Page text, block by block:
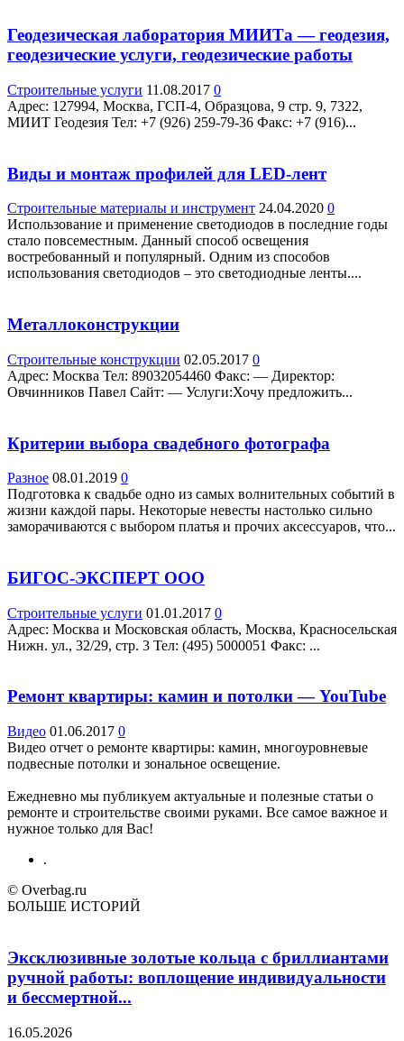
Геодезическая лаборатория МИИТа — геодезия,
геодезические услуги, геодезические работы
Строительные услуги 11.08.2017 0
Адрес: 127994, Москва, ГСП-4, Образцова, 9 стр. 9, 7322,
МИИТ Геодезия Teл: +7 (926) 259-79-36 Факс: +7 (916)...
Виды и монтаж профилей для LED-лент
Строительные материалы и инструмент 24.04.2020 0
Использование и применение светодиодов в последние годы
стало повсеместным. Данный способ освещения
востребованный и популярный. Одним из способов
использования светодиодов – это светодиодные ленты....
Металлоконструкции
Строительные конструкции 02.05.2017 0
Адрес: Москва Teл: 89032054460 Факс: — Директор:
Овчинников Павел Сайт: — Услуги:Хочу предложить...
Критерии выбора свадебного фотографа
Разное 08.01.2019 0
Подготовка к свадьбе одно из самых волнительных событий в
жизни каждой пары. Некоторые невесты настолько сильно
заморачиваются с выбором платья и прочих аксессуаров, что...
БИГОС-ЭКСПЕРТ ООО
Строительные услуги 01.01.2017 0
Адрес: Москва и Московская область, Москва, Красносельская
Нижн. ул., 32/29, стр. 3 Teл: (495) 5000051 Факс: ...
Ремонт квартиры: камин и потолки — YouTube
Видео 01.06.2017 0
Видео отчет о ремонте квартиры: камин, многоуровневые
подвесные потолки и зональное освещение.
Ежедневно мы публикуем актуальные и полезные статьи о
ремонте и строительстве своими руками. Все самое важное и
нужное только для Вас!
.
© Overbag.ru
БОЛЬШЕ ИСТОРИЙ
Эксклюзивные золотые кольца с бриллиантами
ручной работы: воплощение индивидуальности
и бессмертной...
16.05.2026